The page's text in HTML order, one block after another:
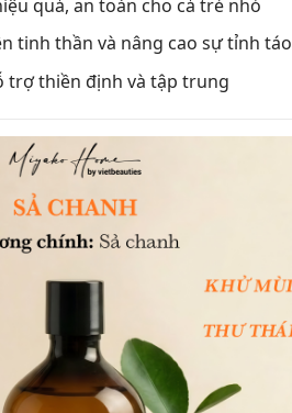
quả, an toàn cho cả trẻ nhỏ
tinh thần và nâng cao sự tỉnh táo
trợ thiền định và tập trung